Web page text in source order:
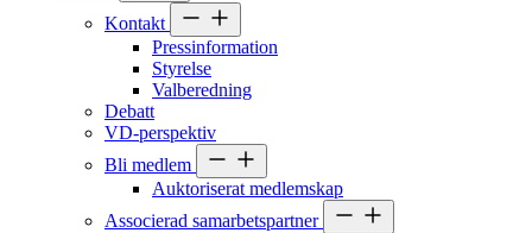
Kontakt
Pressinformation
Styrelse
Valberedning
Debatt
VD-perspektiv
Bli medlem
Auktoriserat medlemskap
Associerad samarbetspartner